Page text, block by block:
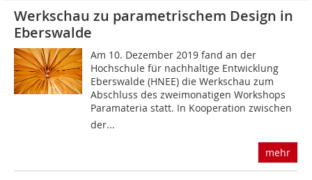
Werkschau zu parametrischem Design in
Eberswalde
Am 10. Dezember 2019 fand an der
Hochschule für nachhaltige Entwicklung
Eberswalde (HNEE) die Werkschau zum
Abschluss des zweimonatigen Workshops
Paramateria statt. In Kooperation zwischen
der...
mehr